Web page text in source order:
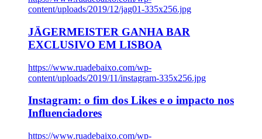
content/uploads/2019/12/jag01-335x256.jpg
JÄGERMEISTER GANHA BAR
EXCLUSIVO EM LISBOA
https://www.ruadebaixo.com/wp-
content/uploads/2019/11/instagram-335x256.jpg
Instagram: o fim dos Likes e o impacto nos
Influenciadores
https://www.ruadebaixo.com/wp-